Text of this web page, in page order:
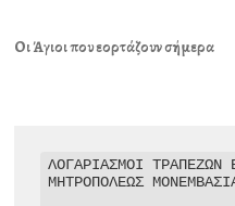
Οι Άγιοι που εορτάζουν σήμερα
ΛΟΓΑΡΙΑΣΜΟΙ ΤΡΑΠΕΖΩΝ
ΜΗΤΡΟΠΟΛΕΩΣ